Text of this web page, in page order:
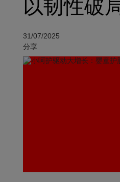
以韧性破
31/07/2025
分享